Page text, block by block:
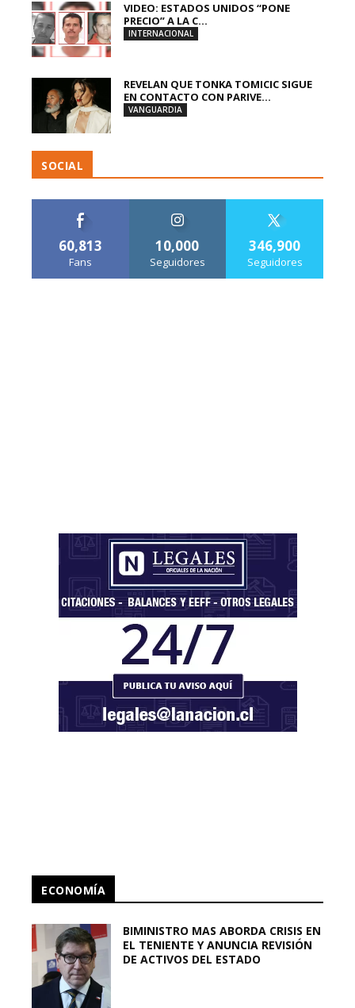
VIDEO: ESTADOS UNIDOS “PONE
PRECIO” A LA C...
INTERNACIONAL
REVELAN QUE TONKA TOMICIC SIGUE
EN CONTACTO CON PARIVE...
VANGUARDIA
SOCIAL
60,813
Fans
10,000
Seguidores
346,900
Seguidores
ECONOMÍA
BIMINISTRO MAS ABORDA CRISIS EN
EL TENIENTE Y ANUNCIA REVISIÓN
DE ACTIVOS DEL ESTADO